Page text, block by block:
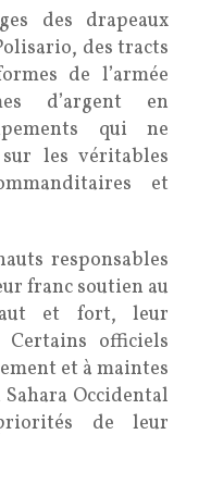
des drapeaux
des tracts
de l’armée
d’argent en
qui ne
les véritables
et
responsables
franc soutien au
et fort, leur
officiels
et à maintes
Occidental
de leur